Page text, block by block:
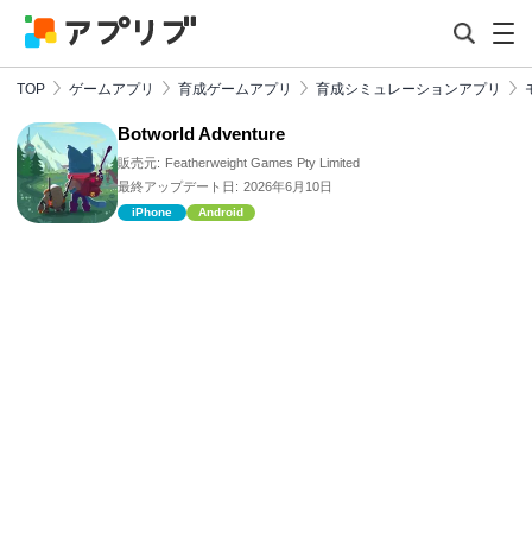
TOP ゲームアプリ 育成ゲームアプリ 育成シミュレーションアプリ
Botworld Adventure
販売元: Featherweight Games Pty Limited
最終アップデート日: 2026年6月10日
iPhone Android